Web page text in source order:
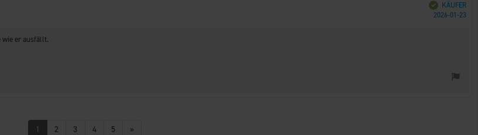
Verifiziert
KÄUFER
2026-01-23
wie er ausfällt.
1 2 3 4 5 »